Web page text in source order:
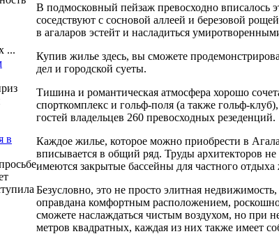
...
в
В подмосковный пейзаж превосходно вписалось
соседствуют с сосновой аллеей и березовой
в агаларов эстейт и насладиться
Купив жилье здесь, вы сможете
дел и городской суеты.
Тишина и романтическая атмосфера хорошо
спорткомплекс и гольф-поля (а также гольф-
гостей владельцев 260 превосходных резеденций.
Каждое жилье, которое можно приобрести в
вписывается в общий ряд. Труды архитекторов
имеются закрытые бассейны для частного отдыха
Безусловно, это не просто элитная
оправдана комфортным расположением,
сможете наслаждаться чистым воздухом, но при
метров квадратных, каждая из них также имеет